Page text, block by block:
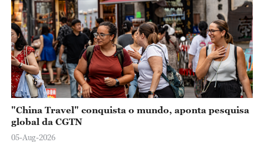
"China Travel" conquista o mundo, aponta pesquisa
global da CGTN
05-Aug-2026